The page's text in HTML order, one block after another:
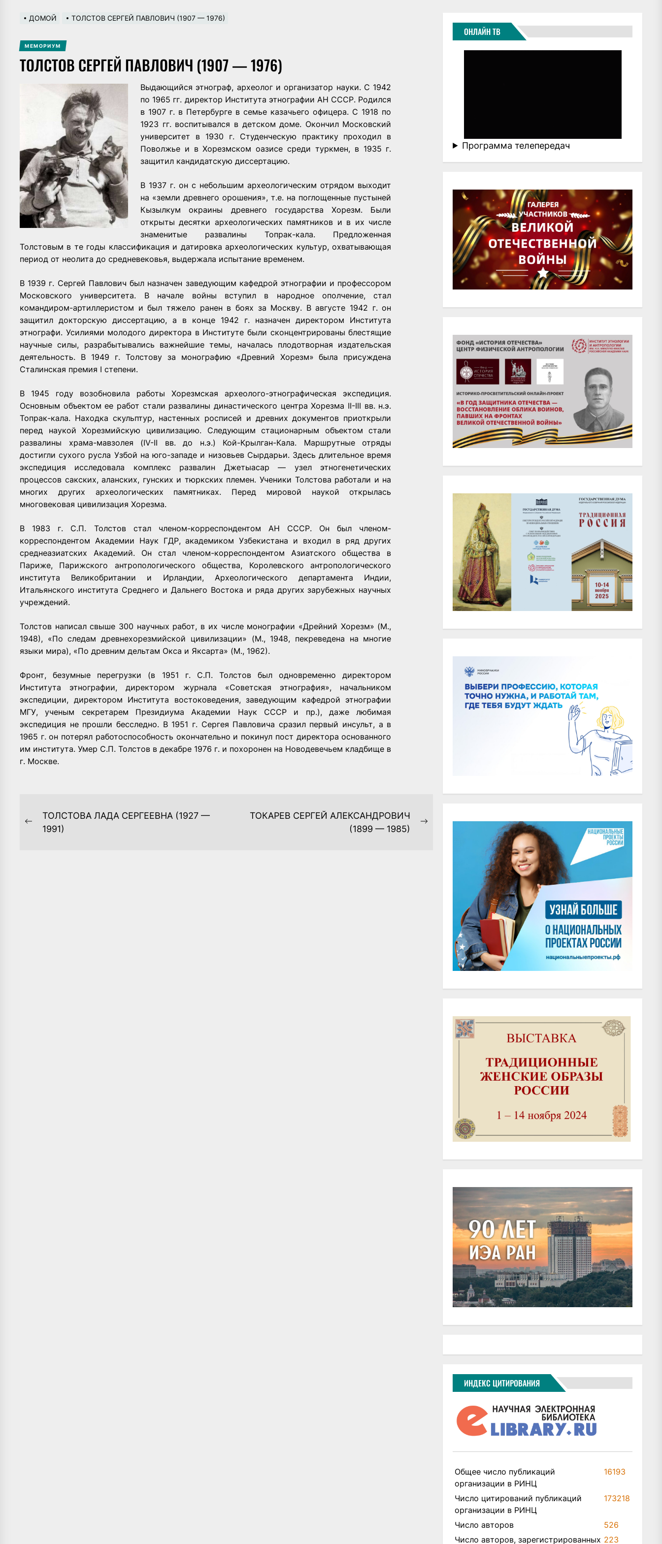
ДОМОЙ ТОЛСТОВ СЕРГЕЙ ПАВЛОВИЧ (1907 — 1976)
МЕМОРИУМ
ТОЛСТОВ СЕРГЕЙ ПАВЛОВИЧ (1907 — 1976)
Выдающийся этнограф, археолог и организатор науки. С 1942
по 1965 гг. директор Института этнографии АН СССР. Родился
в 1907 г. в Петербурге в семье казачьего офицера. С 1918 по
1923 гг. воспитывался в детском доме. Окончил Московский
университет в 1930 г. Студенческую практику проходил в
Поволжье и в Хорезмском оазисе среди туркмен, в 1935 г.
защитил кандидатскую диссертацию.
В 1937 г. он с небольшим археологическим отрядом выходит
на «земли древнего орошения», т.е. на поглощенные пустыней
Кызылкум окраины древнего государства Хорезм. Были
открыты десятки археологических памятников и в их числе
знаменитые развалины Топрак-кала. Предложенная
Толстовым в те годы классификация и датировка археологических культур, охватывающая
период от неолита до средневековья, выдержала испытание временем.
В 1939 г. Сергей Павлович был назначен заведующим кафедрой этнографии и профессором
Московского университета. В начале войны вступил в народное ополчение, стал
командиром-артиллеристом и был тяжело ранен в боях за Москву. В августе 1942 г. он
защитил докторскую диссертацию, а в конце 1942 г. назначен директором Института
этнографи. Усилиями молодого директора в Институте были сконцентрированы блестящие
научные силы, разрабытывались важнейшие темы, началась плодотворная издательская
деятельность. В 1949 г. Толстову за монографию «Древний Хорезм» была присуждена
Сталинская премия I степени.
В 1945 году возобновила работы Хорезмская археолого-этнографическая экспедиция.
Основным объектом ее работ стали развалины династического центра Хорезма II-III вв. н.э.
Топрак-кала. Находка скульптур, настенных росписей и древних документов приоткрыли
перед наукой Хорезмийскую цивилизацию. Следующим стационарным объектом стали
развалины храма-мавзолея (IV-II вв. до н.э.) Кой-Крылган-Кала. Маршрутные отряды
достигли сухого русла Узбой на юго-западе и низовьев Сырдарьи. Здесь длительное время
экспедиция исследовала комплекс развалин Джетыасар — узел этногенетических
процессов сакских, аланских, гунских и тюркских племен. Ученики Толстова работали и на
многих других археологических памятниках. Перед мировой наукой открылась
многовековая цивилизация Хорезма.
В 1983 г. С.П. Толстов стал членом-корреспондентом АН СССР. Он был членом-
корреспондентом Академии Наук ГДР, академиком Узбекистана и входил в ряд других
среднеазиатских Академий. Он стал членом-корреспондентом Азиатского общества в
Париже, Парижского антропологического общества, Королевского антропологического
института Великобритании и Ирландии, Археологического департамента Индии,
Итальянского института Среднего и Дальнего Востока и ряда других зарубежных научных
учреждений.
Толстов написал свыше 300 научных работ, в их числе монографии «Дрейний Хорезм» (М.,
1948), «По следам древнехорезмийской цивилизации» (М., 1948, пекреведена на многие
языки мира), «По древним дельтам Окса и Яксарта» (М., 1962).
Фронт, безумные перегрузки (в 1951 г. С.П. Толстов был одновременно директором
Института этнографии, директором журнала «Советская этнография», начальником
экспедиции, директором Института востоковедения, заведующим кафедрой этнографии
МГУ, ученым секретарем Президиума Академии Наук СССР и пр.), даже любимая
экспедиция не прошли бесследно. В 1951 г. Сергея Павловича сразил первый инсульт, а в
1965 г. он потерял работоспособность окончательно и покинул пост директора основанного
им института. Умер С.П. Толстов в декабре 1976 г. и похоронен на Новодевечьем кладбище в
г. Москве.
НАВИГАЦИЯ
Previous
ТОЛСТОВА ЛАДА СЕРГЕЕВНА (1927 —
1991)
ТОКАРЕВ СЕРГЕЙ АЛЕКСАНДРОВИЧ
(1899 — 1985)
ОНЛАЙН ТВ
Программа телепередач
ИНДЕКС ЦИТИРОВАНИЯ
Общее число публикаций
организации в РИНЦ
16193
Число цитирований публикаций
организации в РИНЦ
173218
Число авторов
526
Число авторов, зарегистрированных 223